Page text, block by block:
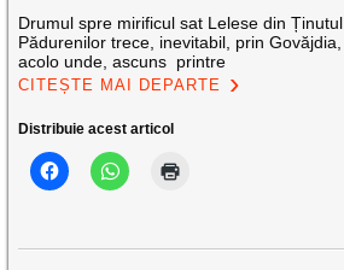
Drumul spre mirificul sat Lelese din Ținutul
Pădurenilor trece, inevitabil, prin Govăjdia,
acolo unde, ascuns printre
CITEȘTE MAI DEPARTE
Distribuie acest articol